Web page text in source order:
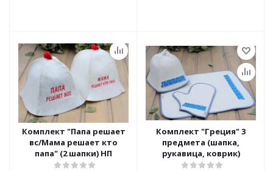
Комплект "Папа решает
вс/Мама решает кто
папа" (2 шапки) НП
Комплект "Греция" 3
предмета (шапка,
рукавица, коврик)